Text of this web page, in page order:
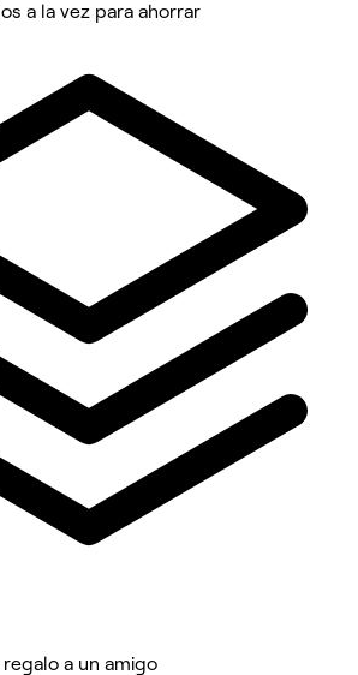
a la vez para ahorrar
a un amigo